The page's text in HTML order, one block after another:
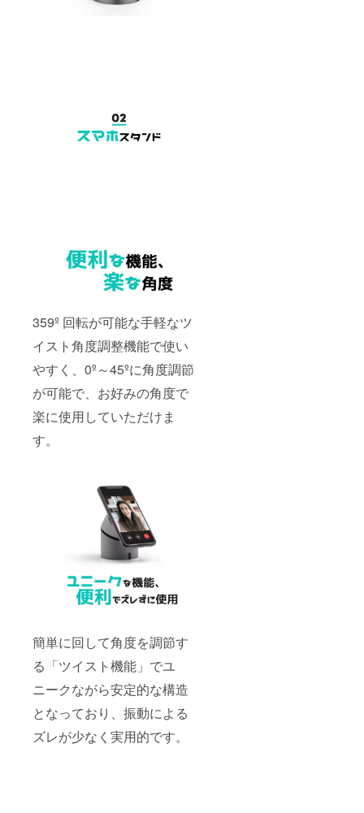
359º 回転が可能な手軽なツ
イスト角度調整機能で使い
やすく、0º～45ºに角度調節
が可能で、お好みの角度で
楽に使用していただけま
す。
簡単に回して角度を調節す
る「ツイスト機能」でユ
ニークながら安定的な構造
となっており、振動による
ズレが少なく実用的です。